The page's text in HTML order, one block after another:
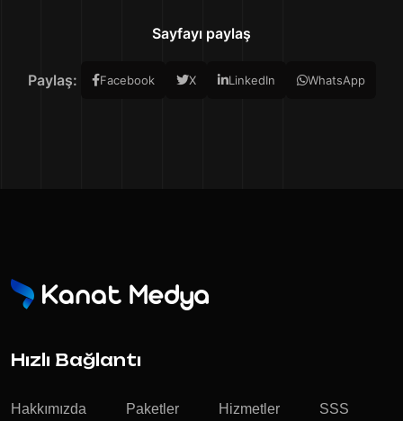
Sayfayı paylaş
Paylaş: Facebook X LinkedIn WhatsApp
Hızlı Bağlantı
Hakkımızda Paketler Hizmetler SSS